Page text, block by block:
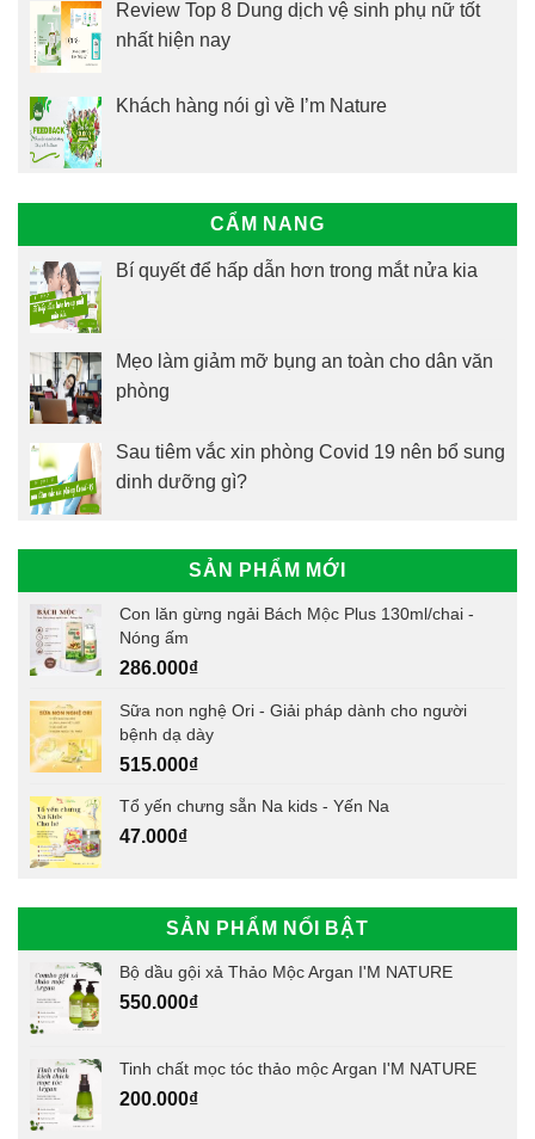
Review Top 8 Dung dịch vệ sinh phụ nữ tốt
nhất hiện nay
Khách hàng nói gì về I’m Nature
CẨM NANG
Bí quyết để hấp dẫn hơn trong mắt nửa kia
Mẹo làm giảm mỡ bụng an toàn cho dân văn
phòng
Sau tiêm vắc xin phòng Covid 19 nên bổ sung
dinh dưỡng gì?
SẢN PHẨM MỚI
Con lăn gừng ngải Bách Mộc Plus 130ml/chai -
Nóng ấm
286.000₫
Sữa non nghệ Ori - Giải pháp dành cho người
bệnh dạ dày
515.000₫
Tổ yến chưng sẵn Na kids - Yến Na
47.000₫
SẢN PHẨM NỔI BẬT
Bộ dầu gội xả Thảo Mộc Argan I'M NATURE
550.000₫
Tinh chất mọc tóc thảo mộc Argan I'M NATURE
200.000₫